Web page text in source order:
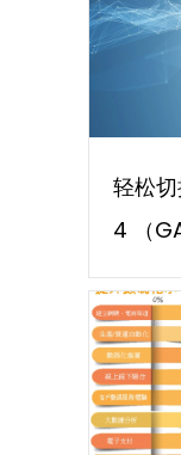
轻松
4 （